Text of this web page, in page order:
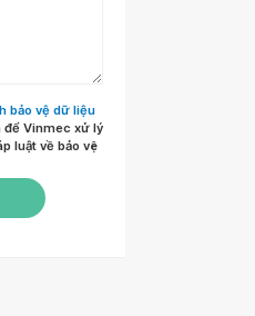
bảo vệ dữ liệu
để Vinmec xử lý
luật về bảo vệ